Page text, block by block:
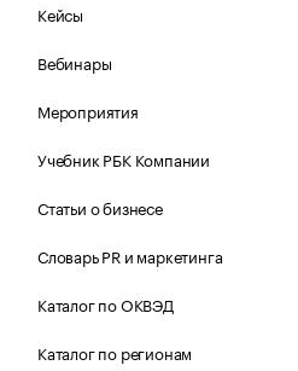
Кейсы
Вебинары
Мероприятия
Учебник РБК Компании
Статьи о бизнесе
Словарь PR и маркетинга
Каталог по ОКВЭД
Каталог по регионам